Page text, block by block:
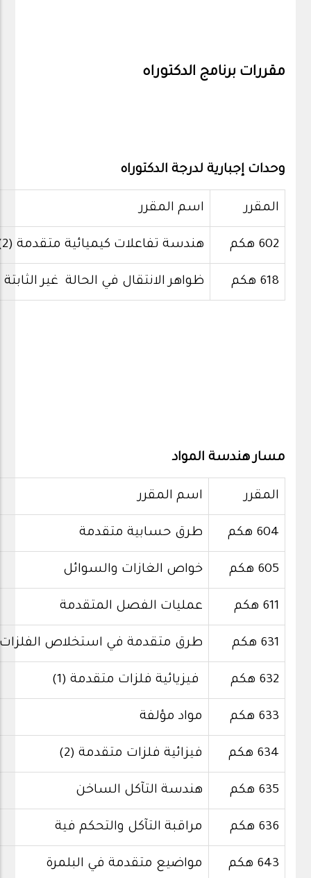
مقررات برنامج الدكتوراه
وحدات إجبارية لدرجة الدكتوراه
المقرر اسم المقرر
602 هكم هندسة تفاعلات كيميائية متقدمة (2)
618 هكم ظواهر الانتقال في الحالة غير الثابتة
مسار هندسة المواد
المقرر اسم المقرر
604 هكم طرق حسابية متقدمة
605 هكم خواص الغازات والسوائل
611 هكم عمليات الفصل المتقدمة
631 هكم طرق متقدمة في استخلاص
632 هكم فيزيائية فلزات متقدمة (1)
633 هكم مواد مؤلفة
634 هكم فيزائية فلزات متقدمة (2)
635 هكم هندسة التآكل الساخن
636 هكم مراقبة التآكل والتحكم فية
643 هكم مواضيع متقدمة في البلمرة